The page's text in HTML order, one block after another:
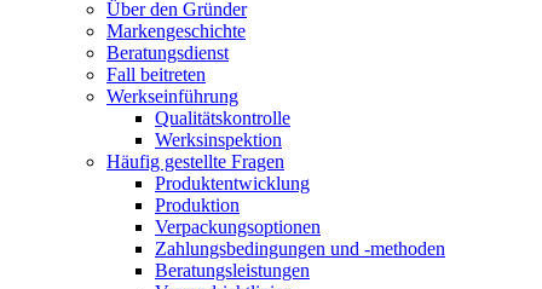
Über den Gründer
Markengeschichte
Beratungsdienst
Fall beitreten
Werkseinführung
Qualitätskontrolle
Werksinspektion
Häufig gestellte Fragen
Produktentwicklung
Produktion
Verpackungsoptionen
Zahlungsbedingungen und -methoden
Beratungsleistungen